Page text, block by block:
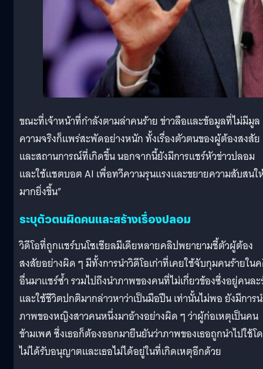
ขณะที่เจ้าหน้าที่กำลังตามล่าคนร้าย ข่าวลือและข้อมูลที่ไม่มีมูล
ความจริงก็แพร่สะพัดอย่างหนัก ทั้งเรื่องตัวตนของผู้ต้องสงสัย
และสถานการณ์ที่เกิดขึ้น นอกจากนี้ยังมีการแชร์หัวข่าวปลอม
และใช้แชตบอต AI เพื่อทวีความรุนแรงและขยายความสับสนใ
มากยิ่งขึ้น”
ระบุตัวตนผิดคนและสร้างเรื่องปลอม
วิดีโอที่ถูกแชร์บนโซเชียลมีเดียหลายคลิปพยายามชี้ตัวผู้ต้อง
สงสัยอย่างผิด ๆ มีทั้งการนำวิดีโอเก่าที่เคยใช้จับกุมคนร้ายใน
อื่นมาแชร์ซ้ำ รวมไปถึงนำภาพของคนที่ไม่เกี่ยวข้องซึ่งอยู่คนละ
และใช้ชีวิตปกติมากล่าวหาว่าเป็นมือปืน เท่านั้นไม่พอ ยังมีการ
ภาพของหญิงสาวคนหนึ่งมาอ้างอย่างผิด ๆ ว่าผู้ก่อเหตุเป็นคน
ข้ามเพศ ซึ่งเธอก็ต้องออกมายืนยันว่าภาพของเธอถูกนำไปใช้โ
ไม่ได้รับอนุญาตและเธอไม่ได้อยู่ในที่เกิดเหตุอีกด้วย